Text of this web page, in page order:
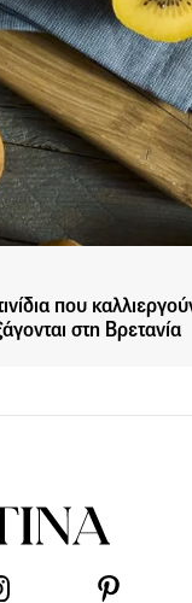
που
στη Βρετανία